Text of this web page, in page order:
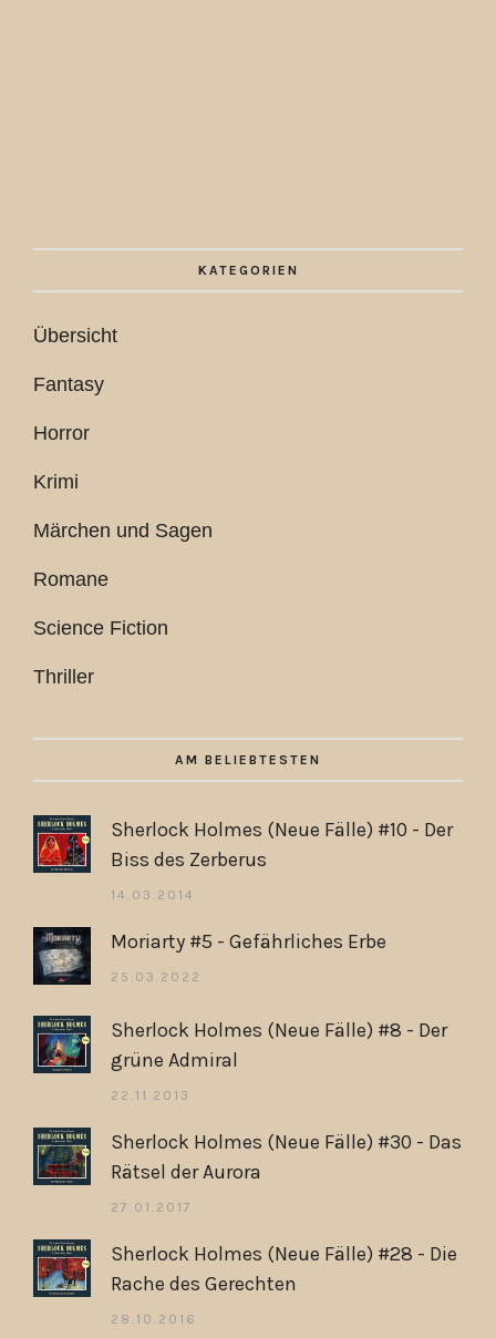
KATEGORIEN
Übersicht
Fantasy
Horror
Krimi
Märchen und Sagen
Romane
Science Fiction
Thriller
AM BELIEBTESTEN
Sherlock Holmes (Neue Fälle) #10 - Der
Biss des Zerberus
14.03.2014
Moriarty #5 - Gefährliches Erbe
25.03.2022
Sherlock Holmes (Neue Fälle) #8 - Der
grüne Admiral
22.11.2013
Sherlock Holmes (Neue Fälle) #30 - Das
Rätsel der Aurora
27.01.2017
Sherlock Holmes (Neue Fälle) #28 - Die
Rache des Gerechten
28.10.2016